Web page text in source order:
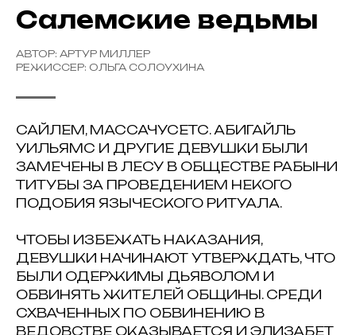
Салемские ведьмы
АВТОР: АРТУР МИЛЛЕР
РЕЖИССЕР: ОЛЬГА СОЛОУХИНА
САЙЛЕМ, МАССАЧУСЕТС. АБИГАЙЛЬ
УИЛЬЯМС И ДРУГИЕ ДЕВУШКИ БЫЛИ
ЗАМЕЧЕНЫ В ЛЕСУ В ОБЩЕСТВЕ РАБЫНИ
ТИТУБЫ ЗА ПРОВЕДЕНИЕМ НЕКОГО
ПОДОБИЯ ЯЗЫЧЕСКОГО РИТУАЛА.
ЧТОБЫ ИЗБЕЖАТЬ НАКАЗАНИЯ,
ДЕВУШКИ НАЧИНАЮТ УТВЕРЖДАТЬ, ЧТО
БЫЛИ ОДЕРЖИМЫ ДЬЯВОЛОМ И
ОБВИНЯТЬ ЖИТЕЛЕЙ ОБЩИНЫ. СРЕДИ
СХВАЧЕННЫХ ПО ОБВИНЕНИЮ В
ВЕДОВСТВЕ ОКАЗЫВАЕТСЯ И ЭЛИЗАБЕТ